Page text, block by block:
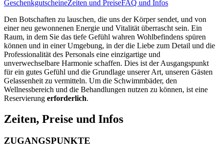
GeschenkgutscheineZeiten und PreiseFAQ und Infos
Den Botschaften zu lauschen, die uns der Körper sendet, und von
einer neu gewonnenen Energie und Vitalität überrascht sein. Ein
Raum, in dem Sie das tiefe Gefühl wahren Wohlbefindens spüren
können und in einer Umgebung, in der die Liebe zum Detail und die
Professionalität des Personals eine einzigartige und
unverwechselbare Harmonie schaffen. Dies ist der Ausgangspunkt
für ein gutes Gefühl und die Grundlage unserer Art, unseren Gästen
Gelassenheit zu vermitteln. Um die Schwimmbäder, den
Wellnessbereich und die Behandlungen nutzen zu können, ist eine
Reservierung erforderlich.
Zeiten, Preise und Infos
ZUGANGSPUNKTE